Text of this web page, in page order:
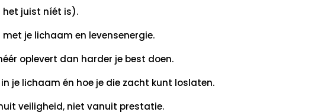
juist níét is).
je lichaam en levensenergie.
oplevert dan harder je best doen.
je lichaam én hoe je die zacht kunt loslaten.
veiligheid, niet vanuit prestatie.